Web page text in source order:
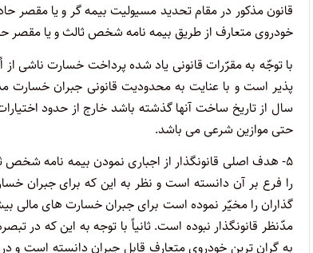
قانون مذکور در مقام تحدید مسیولیت بیمه گر و یا مقصر
خودروی متعارف از طریق بیمه نامه شخص ثالث و یا مقصر
با توجّه به مقرّرات قانونی یاد شده پرداخت خسارت ناشی
سال از تاریخ ساخت آنها گذشته باشد خارج از حدود
حتی موازین شرعی می باشد.
۵- هدف اصلی قانونگذار از اجباری نمودن بیمه نامه